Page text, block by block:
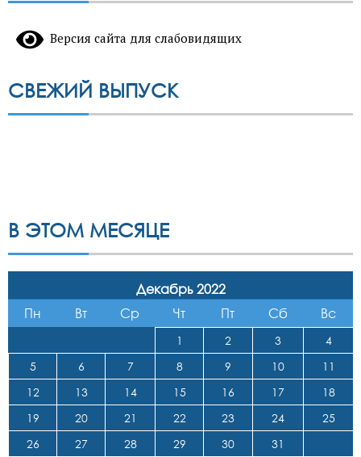
Версия сайта для слабовидящих
СВЕЖИЙ ВЫПУСК
В ЭТОМ МЕСЯЦЕ
Декабрь 2022
Пн
Вт Ср Чт Пт Сб Вс
1 2 3
4
5
6 7 8 9 10
11
12
13 14 15 16 17
18
19
20 21 22 23 24
25
26
27 28 29 30 31